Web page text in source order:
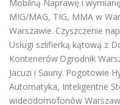
Mobilną Naprawę i
MIG/MAG, TIG, MMA w
Warszawie. Czyszczenie
Usługi szlifierką kątową z
Kontenerów Ogrodnik
Jacuzi i Sauny. Pogotowie
Automatyka, Inteligentne
wideodomofonów